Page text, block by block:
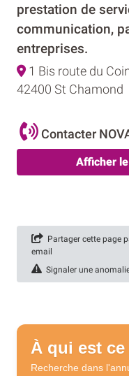
prestation de
communication,
entreprises.
1 Bis route du
42400 St Chamond
Contacter
Afficher
Partager cette page
email
Signaler une
À qui est
Recherche dans